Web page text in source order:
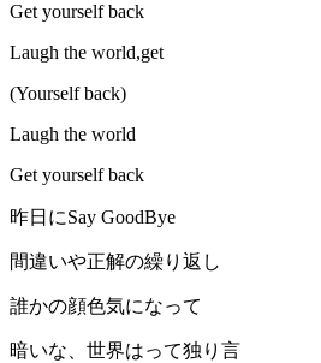
Get yourself back
Laugh the world,get
(Yourself back)
Laugh the world
Get yourself back
昨日にSay GoodBye
間違いや正解の繰り返し
誰かの顔色気になって
暗いな、世界はって独り言